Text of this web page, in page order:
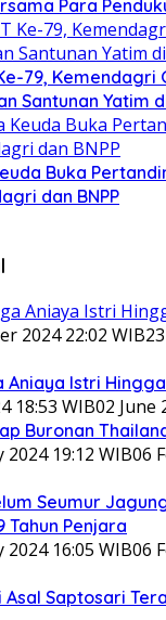
Para
79, Kemendagri
Santunan Yatim
Buka
dan BNPP
2024 22:02 WIB
Aniaya Istri
18:53 WIB02 June
Buronan
19:12 WIB06
Seumur
Tahun Penjara
16:05 WIB06
Asal Saptosari